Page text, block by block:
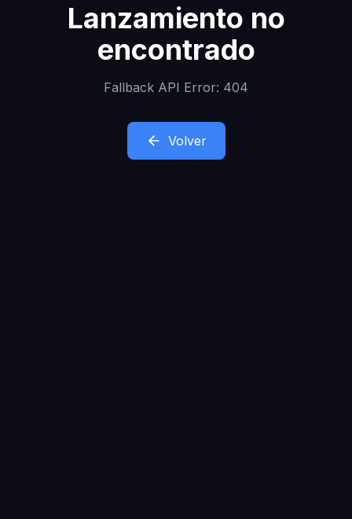
Lanzamiento no
encontrado
Fallback API Error: 404
Volver